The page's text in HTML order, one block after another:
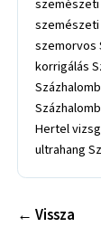
szemorvos
korrigálás
Hertel
ultrahang
← Vissza